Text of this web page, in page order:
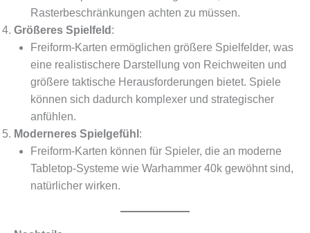
Rasterbeschränkungen achten zu müssen.
Größeres Spielfeld :
Freiform-Karten ermöglichen größere Spielfelder, was
eine realistischere Darstellung von Reichweiten und
größere taktische Herausforderungen bietet. Spiele
können sich dadurch komplexer und strategischer
anfühlen.
Moderneres Spielgefühl :
Freiform-Karten können für Spieler, die an moderne
Tabletop-Systeme wie Warhammer 40k gewöhnt sind,
natürlicher wirken.